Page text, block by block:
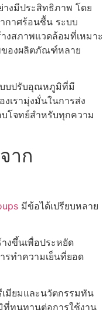
างมีประสิทธิภาพ โดย
กาศร้อนชื้น ระบบ
งสภาพแวดล้อมที่เหมาะ
ของผลิตภัณฑ์หลาย
บปรับอุณหภูมิที่มี
เรามุ่งมั่นในการส่ง
โจทย์สำหรับทุกความ
าก
มีข้อได้เปรียบหลาย
งขึ้นเพื่อประหยัด
รทำความเย็นที่ยอด
เมียมและนวัตกรรมทัน
ทนทานต่อการใช้งาน